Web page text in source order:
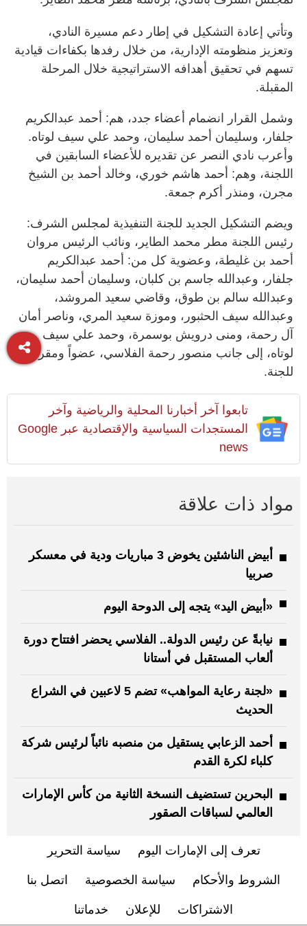
وتأتي إعادة التشكيل في إطار دعم مسيرة النادي،
وتعزيز منظومته الإدارية، من خلال رفدها بكفاءات قيادية
تسهم في تحقيق أهدافه الاستراتيجية خلال المرحلة
المقبلة.
وشمل القرار انضمام أعضاء جدد، هم: أحمد عبدالكريم
جلفار، وسليمان أحمد سليمان، وحمد علي سيف لوتاه.
وأعرب نادي النصر عن تقديره للأعضاء السابقين في
اللجنة، وهم: أحمد هاشم خوري، وخالد أحمد بن الشيخ
مجرن، ومنذر أكرم جمعة.
ويضم التشكيل الجديد للجنة التنفيذية لمجلس الشرف:
رئيس اللجنة مطر محمد الطاير، ونائب الرئيس مروان
أحمد بن غليطة، وعضوية كل من: أحمد عبدالكريم
جلفار، وعبدالله جاسم بن كلبان، وسليمان أحمد سليمان،
وعبدالله سالم بن طوق، وقاضي سعيد المروشد،
وعبدالله سيف الحثبور، وموزة سعيد المري، وناصر أمان
آل رحمة، ومنى درويش بوسمرة، وحمد علي سيف
لوتاه، إلى جانب منصور رحمة الفلاسي، عضواً ومقرراً
للجنة.
تابعوا آخر أخبارنا المحلية والرياضية وآخر
المستجدات السياسية والإقتصادية عبر Google
news
مواد ذات علاقة
أبيض الناشئين يخوض 3 مباريات ودية في معسكر
صربيا
«أبيض اليد» يتجه إلى الدوحة اليوم
نيابةً عن رئيس الدولة.. الفلاسي يحضر افتتاح دورة
ألعاب المستقبل في أستانا
«لجنة رعاية المواهب» تضم 5 لاعبين في الشراع
الحديث
أحمد الزعابي يستقيل من منصبه نائباً لرئيس شركة
كلباء لكرة القدم
البحرين تستضيف النسخة الثانية من كأس الإمارات
العالمي لسباقات الصقور
تعرف إلى الإمارات اليوم سياسة التحرير
الشروط والأحكام سياسة الخصوصية اتصل بنا
الاشتراكات للإعلان خدماتنا